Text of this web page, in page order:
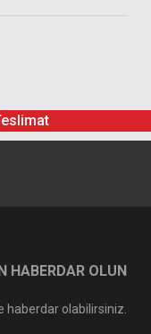
HABERDAR OLUN
haberdar olabilirsiniz.